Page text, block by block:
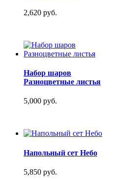
2,620 руб.
Набор шаров
Разноцветные листья
5,000 руб.
Напольный сет Небо
5,850 руб.